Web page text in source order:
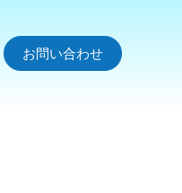
お問い合わせ